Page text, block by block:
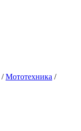
/Мототехника /